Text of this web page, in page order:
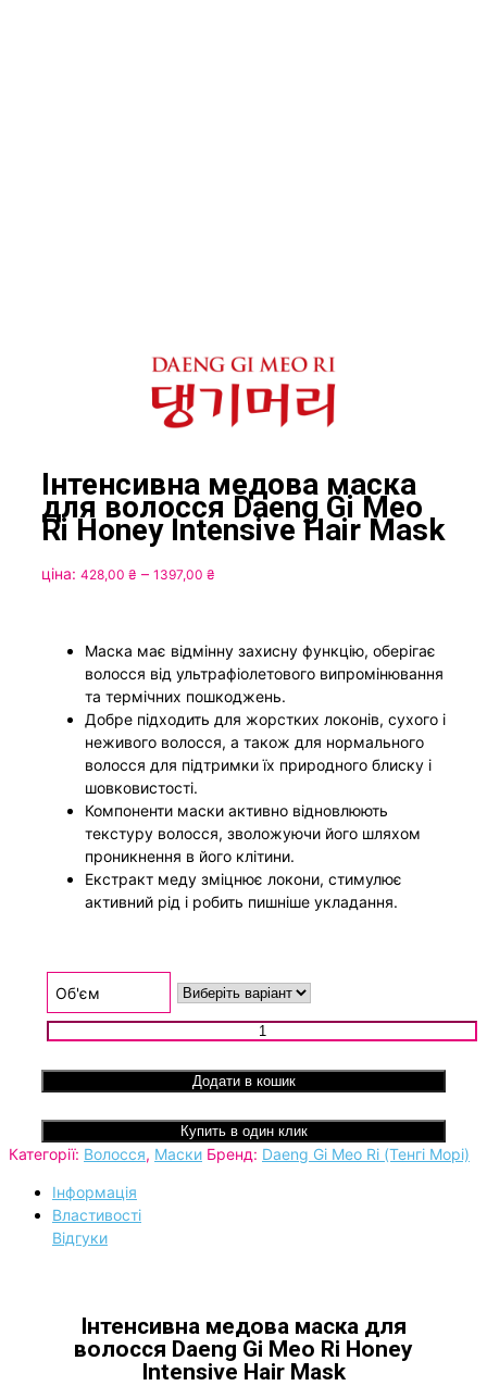
Інтенсивна медова маска
для волосся Daeng Gi Meo
Ri Honey Intensive Hair Mask
ціна: 428,00 ₴ – 1397,00 ₴
1397,00 ₴
Маска має відмінну захисну функцію, оберігає
волосся від ультрафіолетового випромінювання
та термічних пошкоджень.
Добре підходить для жорстких локонів, сухого і
неживого волосся, а також для нормального
волосся для підтримки їх природного блиску і
шовковистості.
Компоненти маски активно відновлюють
текстуру волосся, зволожуючи його шляхом
проникнення в його клітини.
Екстракт меду зміцнює локони, стимулює
активний рід і робить пишніше укладання.
Об'єм
Інтенсивна медова маска для волосся Daeng Gi Meo Ri
Додати в кошик
Купить в один клик
Категорії: Волосся, Маски Бренд: Daeng Gi Meo Ri (Тенгі Морі)
Інформація
Властивості
Відгуки
Інтенсивна медова маска для
волосся Daeng Gi Meo Ri Honey
Intensive Hair Mask